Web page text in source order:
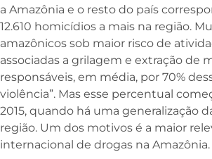
a Amazônia e o resto do país
12.610 homicídios a mais na região.
amazônicos sob maior risco de
associadas a grilagem e extração de
responsáveis, em média, por 70%
violência”. Mas esse percentual
2015, quando há uma generalização
região. Um dos motivos é a maior
internacional de drogas na Amazônia.